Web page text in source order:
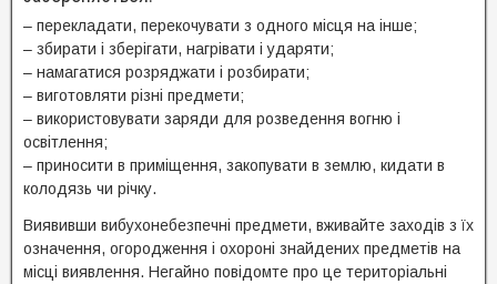
– перекладати, перекочувати з одного місця на інше;
– збирати і зберігати, нагрівати і ударяти;
– намагатися розряджати і розбирати;
– виготовляти різні предмети;
– використовувати заряди для розведення вогню і
освітлення;
– приносити в приміщення, закопувати в землю, кидати в
колодязь чи річку.
Виявивши вибухонебезпечні предмети, вживайте заходів з їх
означення, огородження і охороні знайдених предметів на
місці виявлення. Негайно повідомте про це територіальні